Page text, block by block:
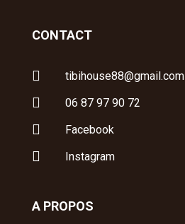
CONTACT
 tibihouse88@gmail.com
 06 87 97 90 72
 Facebook
 Instagram
A PROPOS